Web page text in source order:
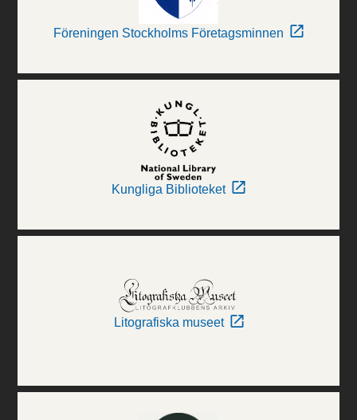
Föreningen Stockholms Företagsminnen
Kungliga Biblioteket
Litografiska museet